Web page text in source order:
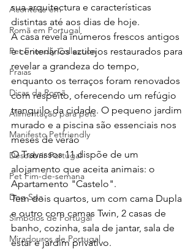
Acontece em
Romã em Portugal
Pet Friendly Collection
Praias
Dicas da Romã
Alimentação para pets
Manifesto Petfriendly
Descobrir Portugal
Pet Fim-de-semana
Dog Spa
Símbolos de Portugal
Miradouros de Portugal
sua arquitectura e características
distintas até aos dias de hoje.
A casa revela inúmeros frescos antigos
e centenários azulejos restaurados para
revelar a grandeza do tempo,
enquanto os terraços foram renovados
com respeito, oferecendo um refúgio
tranquilo da cidade. O pequeno jardim
murado e a piscina são essenciais nos
meses de verão
O Travassos 11 dispõe de um
alojamento que aceita animais: o
Apartamento "Castelo".
Tem dois quartos, um com cama Dupla
e outro com camas Twin, 2 casas de
banho, cozinha, sala de jantar, sala de
estar e jardim privativo.